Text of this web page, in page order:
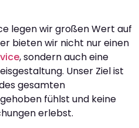
legen wir großen Wert auf
bieten wir nicht nur einen
, sondern auch eine
Unser Ziel ist
gesamten
fühlst und keine
erlebst.